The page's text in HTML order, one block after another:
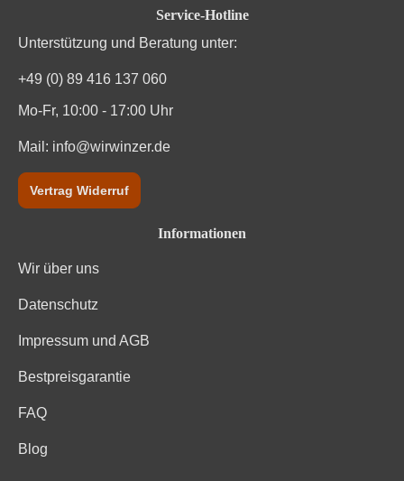
Service-Hotline
Unterstützung und Beratung unter:
+49 (0) 89 416 137 060
Mo-Fr, 10:00 - 17:00 Uhr
Mail: info@wirwinzer.de
Vertrag Widerruf
Informationen
Wir über uns
Datenschutz
Impressum und AGB
Bestpreisgarantie
FAQ
Blog